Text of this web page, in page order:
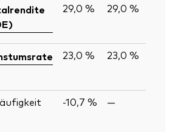
29,0 % 29,0 %
23,0 % 23,0 %
-10,7 % —